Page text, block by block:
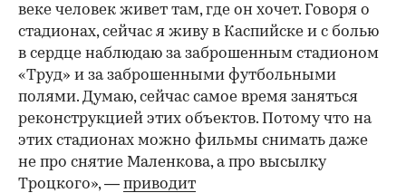
веке человек живет там, где он хочет. Говоря о
стадионах, сейчас я живу в Каспийске и с болью
в сердце наблюдаю за заброшенным стадионом
«Труд» и за заброшенными футбольными
полями. Думаю, сейчас самое время заняться
реконструкцией этих объектов. Потому что на
этих стадионах можно фильмы снимать даже
не про снятие Маленкова, а про высылку
Троцкого», — приводит